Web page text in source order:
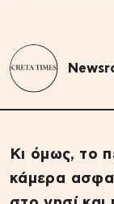
Κι όμως, το
κάμερα